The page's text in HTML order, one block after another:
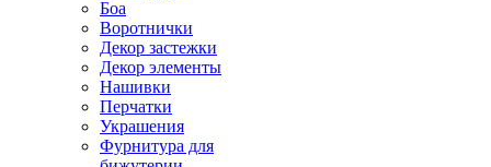
Боа
Воротнички
Декор застежки
Декор элементы
Нашивки
Перчатки
Украшения
Фурнитура для